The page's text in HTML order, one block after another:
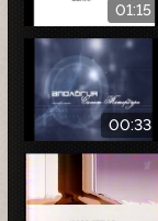
01:15
00:33